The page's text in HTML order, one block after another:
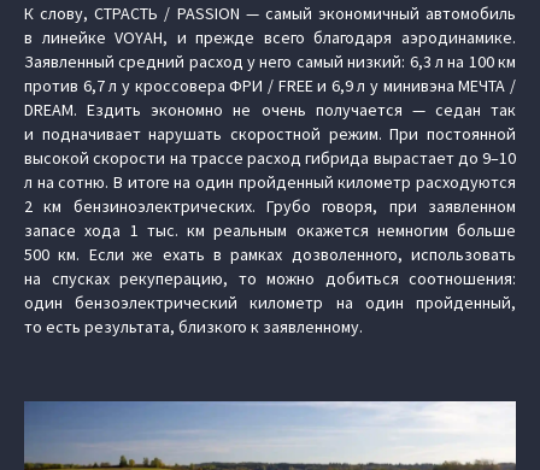
К слову, СТРАСТЬ / PASSION — самый экономичный автомобиль
в линейке VOYAH, и прежде всего благодаря аэродинамике.
Заявленный средний расход у него самый низкий: 6,3 л на 100 км
против 6,7 л у кроссовера ФРИ / FREE и 6,9 л у минивэна МЕЧТА /
DREAM. Ездить экономно не очень получается — седан так
и подначивает нарушать скоростной режим. При постоянной
высокой скорости на трассе расход гибрида вырастает до 9–10
л на сотню. В итоге на один пройденный километр расходуются
2 км бензиноэлектрических. Грубо говоря, при заявленном
запасе хода 1 тыс. км реальным окажется немногим больше
500 км. Если же ехать в рамках дозволенного, использовать
на спусках рекуперацию, то можно добиться соотношения:
один бензоэлектрический километр на один пройденный,
то есть результата, близкого к заявленному.